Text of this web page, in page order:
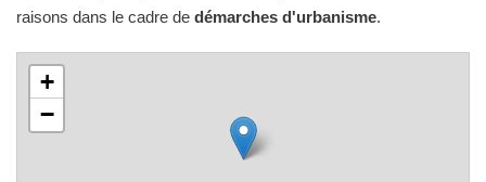
raisons dans le cadre de démarches d'urbanisme.
+
−